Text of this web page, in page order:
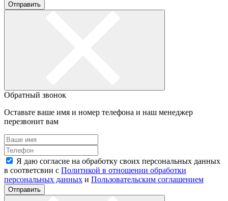
Отправить
Обратный звонок
Оставьте ваше имя и номер телефона и наш менеджер
перезвонит вам
Я даю согласие на обработку своих персональных данных
в соответсвии с Политикой в отношении обработки
персональных данных и Пользовательским соглашением
Отправить